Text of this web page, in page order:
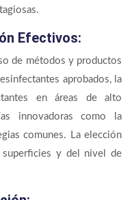
Efectivos:
de métodos y productos
aprobados, la
en áreas de alto
innovadoras como la
comunes. La elección
y del nivel de